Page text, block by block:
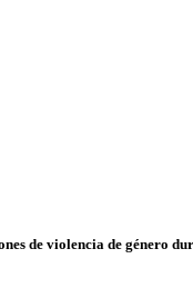
de violencia de género